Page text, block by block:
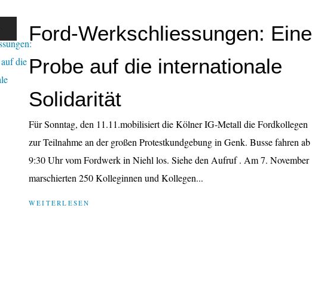
Ford-Werkschliessungen: Eine
Probe auf die internationale
Solidarität
Für Sonntag, den 11.11.mobilisiert die Kölner IG-Metall die Fordkollegen
zur Teilnahme an der großen Protestkundgebung in Genk. Busse fahren ab
9:30 Uhr vom Fordwerk in Niehl los. Siehe den Aufruf . Am 7. November
marschierten 250 Kolleginnen und Kollegen...
WEITERLESEN